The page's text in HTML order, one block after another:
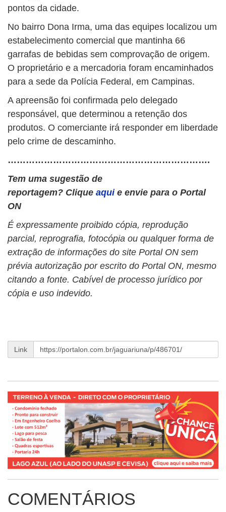
pontos da cidade.
No bairro Dona Irma, uma das equipes localizou um
estabelecimento comercial que mantinha 66
garrafas de bebidas sem comprovação de origem.
O proprietário e a mercadoria foram encaminhados
para a sede da Polícia Federal, em Campinas.
A apreensão foi confirmada pelo delegado
responsável, que determinou a retenção dos
produtos. O comerciante irá responder em liberdade
pelo crime de descaminho.
………………………………………………………….
Tem uma sugestão de
reportagem? Clique aqui e envie para o Portal
ON
É expressamente proibido cópia, reprodução
parcial, reprografia, fotocópia ou qualquer forma de
extração de informações do site Portal ON sem
prévia autorização por escrito do Portal ON, mesmo
citando a fonte. Cabível de processo jurídico por
cópia e uso indevido.
Link
COMENTÁRIOS